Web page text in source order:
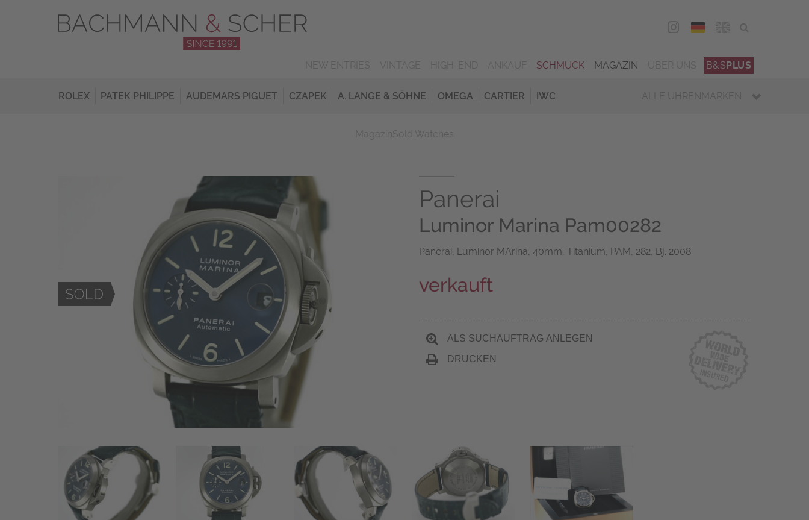
DEU
SCHMUCK MAGAZIN B&SPLUS
ROLEX PATEK PHILIPPE AUDEMARS PIGUET CZAPEK A. LANGE & SÖHNE OMEGA CARTIER IWC ALLE UHRENMARKEN
Panerai
Luminor Marina Pam00282
Panerai, Luminor MArina, 40mm, Titanium, PAM, 282, Bj. 2008
verkauft
ALS SUCHAUFTRAG ANLEGEN
DRUCKEN